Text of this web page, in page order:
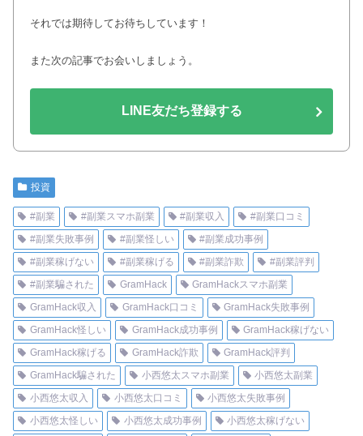
それでは期待してお待ちしています！
また次の記事でお会いしましょう。
LINE友だち登録する
投資
#副業 #副業スマホ副業 #副業収入
#副業口コミ
#副業失敗事例
#副業怪しい
#副業成功事例
#副業稼げない
#副業稼げる #副業詐欺
#副業評判
#副業騙された
GramHack
GramHackスマホ副業
GramHack収入
GramHack口コミ
GramHack失敗事例
GramHack怪しい
GramHack成功事例
GramHack稼げない
GramHack稼げる
GramHack詐欺
GramHack評判
GramHack騙された
小西悠太スマホ副業
小西悠太副業
小西悠太収入
小西悠太口コミ
小西悠太失敗事例
小西悠太怪しい
小西悠太成功事例
小西悠太稼げない